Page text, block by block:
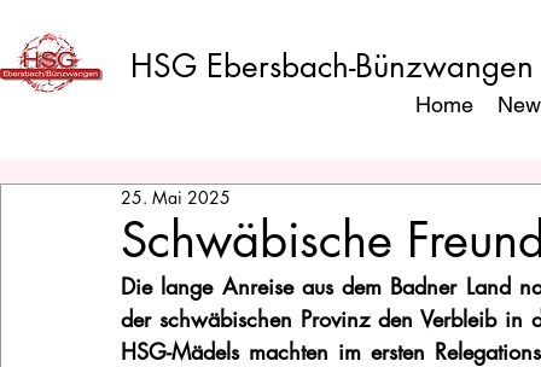
HSG Ebersbach-Bünzwangen
Home
Schwäbische
25. Mai 2025
Die lange Anreise aus dem Badner Land
der schwäbischen Provinz den Verbleib in
HSG-Mädels machten im ersten